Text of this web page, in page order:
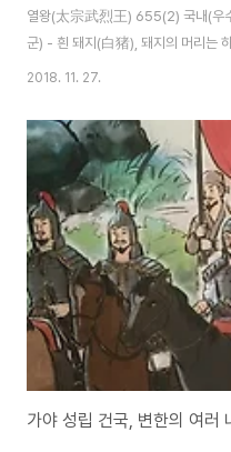
열왕(太宗武烈王) 655(2) 국내(우
군) - 흰 돼지(白猪), 돼지의 머리는
국내(하슬라주) - 흰 새(白鳥) 문무
을 부조함662(2) 당 - 은 5천 7백
량(頭髮), 우황 19량(牛黃), 당나라
662(2) 당 - 토산물(方物)665(5)
帶), 채색 능직 비단 1백 필(彩綾)..
2018. 11. 27.
가야 성립 건국, 변한의 여러